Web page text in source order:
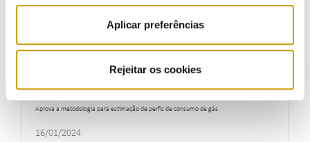
Aplicar preferências
Rejeitar os cookies
16/01/2024
Diretiva n.º 6/2024, de 16 de janeiro
Aprova a metodologia para estimação de perfis de consumo de gás
16/01/2024